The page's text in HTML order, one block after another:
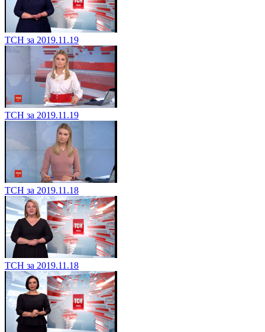
ТСН за 2019.11.19
ТСН за 2019.11.19
ТСН за 2019.11.18
ТСН за 2019.11.18